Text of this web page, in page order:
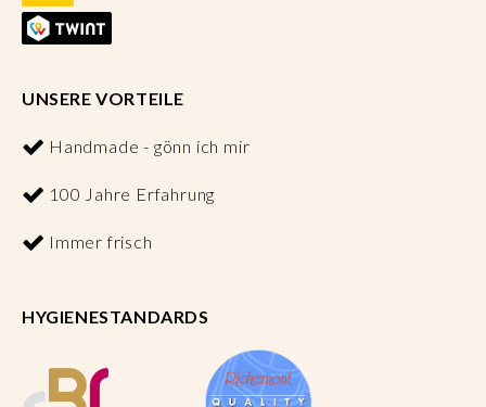
UNSERE VORTEILE
Handmade - gönn ich mir
100 Jahre Erfahrung
Immer frisch
HYGIENESTANDARDS